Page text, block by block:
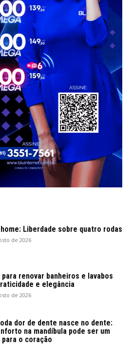
Liberdade sobre quatro rodas
de 2026
para renovar banheiros e lavabos
e elegância
de 2026
dor de dente nasce no dente:
na mandíbula pode ser um
o coração